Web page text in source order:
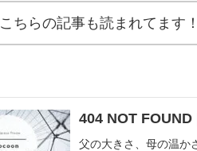
こちらの記事も読まれてます！
404 NOT FOUND
父の大きさ、母の温か